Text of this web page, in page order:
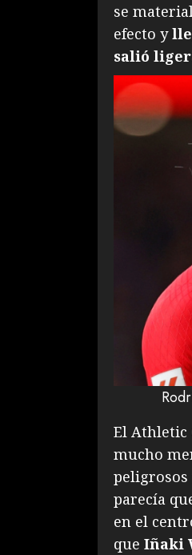
se
efecto y
salió
El Athletic
mucho
peligrosos
parecía
en el
que Iñaki